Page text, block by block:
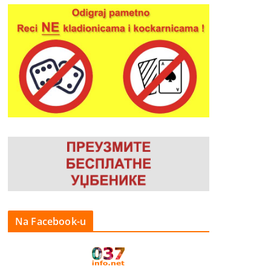
Na Facebook-u